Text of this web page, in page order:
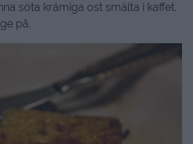
söta krämiga ost smälta i kaffet.
på.